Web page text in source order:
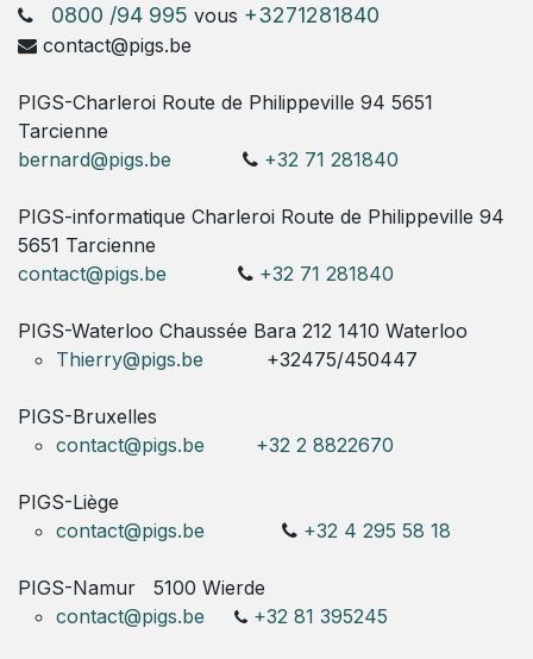
0800 /94 995 vous +3271281840
contact@pigs.be
PIGS-Charleroi Route de Philippeville 94 5651
Tarcienne
bernard@pigs.be
+32 71 281840
PIGS-informatique Charleroi Route de Philippeville 94
5651 Tarcienne
contact@pigs.be
+32 71 281840
PIGS-Waterloo Chaussée Bara 212 1410 Waterloo
Thierry@pigs.be
+32475/450447
PIGS-Bruxelles
contact@pigs.be
+32 2 8822670
PIGS-Liège
contact@pigs.be
+32 4 295 58 18
PIGS-Namur
5100 Wierde
contact@pigs.be
+32 81 395245